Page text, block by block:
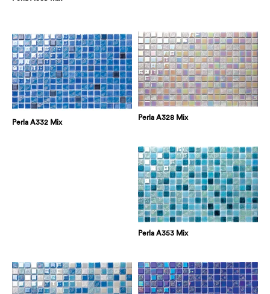
Perla A332 Mix
Perla A328 Mix
Perla A353 Mix